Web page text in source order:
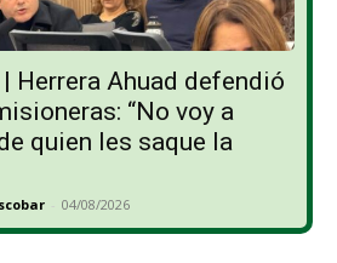
Herrera Ahuad defendió
“No voy a
quien les saque la
- 04/08/2026